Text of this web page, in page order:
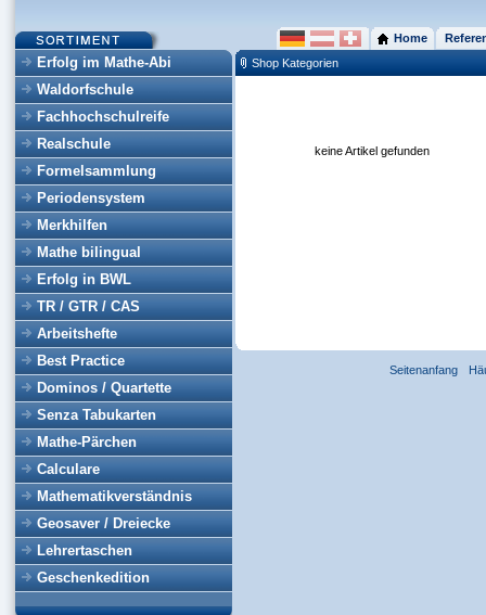
Erfolg im Mathe-Abi
Waldorfschule
Fachhochschulreife
Realschule
Formelsammlung
Periodensystem
Merkhilfen
Mathe bilingual
Erfolg in BWL
TR / GTR / CAS
Arbeitshefte
Best Practice
Dominos / Quartette
Senza Tabukarten
Mathe-Pärchen
Calculare
Mathematikverständnis
Geosaver / Dreiecke
Lehrertaschen
Geschenkedition
Home
Shop Kategorien
keine Artikel gefunden
Seitenanfang